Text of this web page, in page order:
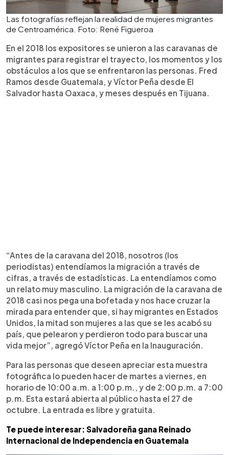
Las fotografías reflejan la realidad de mujeres migrantes
de Centroamérica. Foto: René Figueroa
En el 2018 los expositores se unieron a las caravanas de
migrantes para registrar el trayecto, los momentos y los
obstáculos a los que se enfrentaron las personas. Fred
Ramos desde Guatemala, y Víctor Peña desde El
Salvador hasta Oaxaca, y meses después en Tijuana.
“Antes de la caravana del 2018, nosotros (los
periodistas) entendíamos la migración a través de
cifras, a través de estadísticas. La entendíamos como
un relato muy masculino. La migración de la caravana de
2018 casi nos pega una bofetada y nos hace cruzar la
mirada para entender que, si hay migrantes en Estados
Unidos, la mitad son mujeres a las que se les acabó su
país, que pelearon y perdieron todo para buscar una
vida mejor”, agregó Víctor Peña en la Inauguración.
Para las personas que deseen apreciar esta muestra
fotográfica lo pueden hacer de martes a viernes, en
horario de 10:00 a.m. a 1:00 p.m., y de 2:00 p.m. a 7:00
p.m. Esta estará abierta al público hasta el 27 de
octubre. La entrada es libre y gratuita.
Te puede interesar: Salvadoreña gana Reinado
Internacional de Independencia en Guatemala